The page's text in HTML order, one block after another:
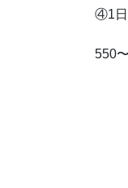
④1日
550